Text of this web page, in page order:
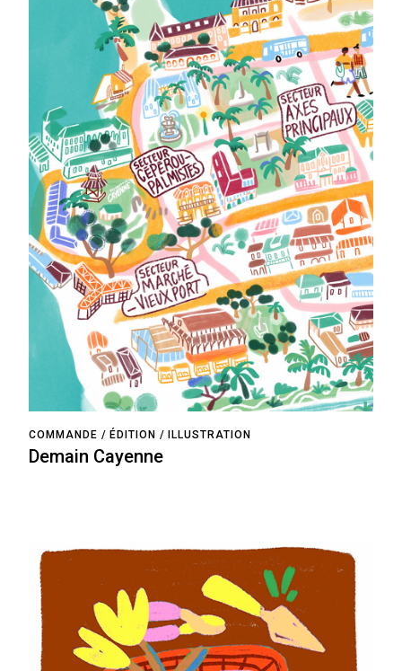
COMMANDE ÉDITION ILLUSTRATION
Demain Cayenne